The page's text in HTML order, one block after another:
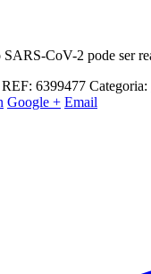
CoV-2 pode ser
REF: 6399477 Categoria:
Google + Email